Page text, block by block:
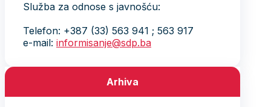
Služba za odnose s javnošću:
Telefon: +387 (33) 563 941 ; 563 917
e-mail: informisanje@sdp.ba
Arhiva